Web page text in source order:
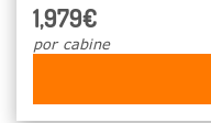
1,979€
por cabine